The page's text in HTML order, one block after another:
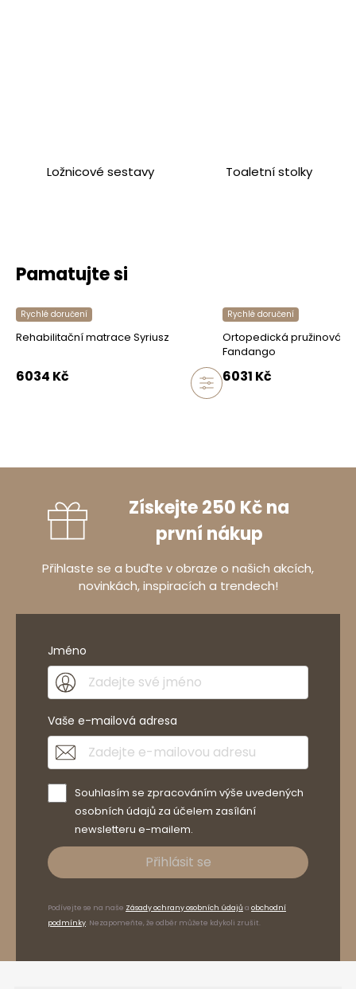
Ložnicové sestavy Toaletní stolky
Pamatujte si
Rychlé doručení
Rehabilitační matrace Syriusz
6034 Kč
Rychlé doručení
Ortopedická pružinová
Fandango
6031 Kč
Získejte 250 Kč na
první nákup
Přihlaste se a buďte v obraze o našich akcích,
novinkách, inspiracích a trendech!
Jméno
Vaše e-mailová adresa
Souhlasím se zpracováním výše uvedených
osobních údajů za účelem zasílání
newsletteru e-mailem.
Přihlásit se
Podívejte se na naše Zásady ochrany osobních údajů a obchodní
podmínky. Nezapomeňte, že odběr můžete kdykoli zrušit.